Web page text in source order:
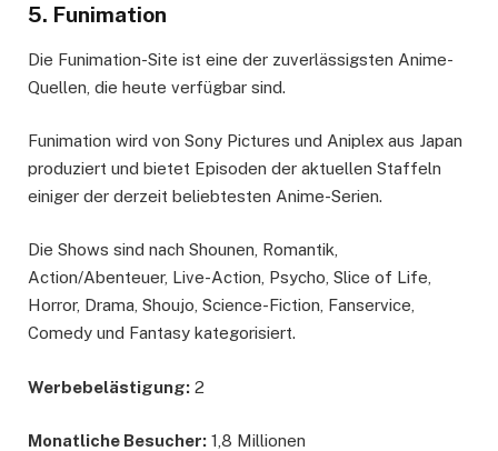
5. Funimation
Die Funimation-Site ist eine der zuverlässigsten Anime-
Quellen, die heute verfügbar sind.
Funimation wird von Sony Pictures und Aniplex aus Japan
produziert und bietet Episoden der aktuellen Staffeln
einiger der derzeit beliebtesten Anime-Serien.
Die Shows sind nach Shounen, Romantik,
Action/Abenteuer, Live-Action, Psycho, Slice of Life,
Horror, Drama, Shoujo, Science-Fiction, Fanservice,
Comedy und Fantasy kategorisiert.
Werbebelästigung: 2
Monatliche Besucher: 1,8 Millionen